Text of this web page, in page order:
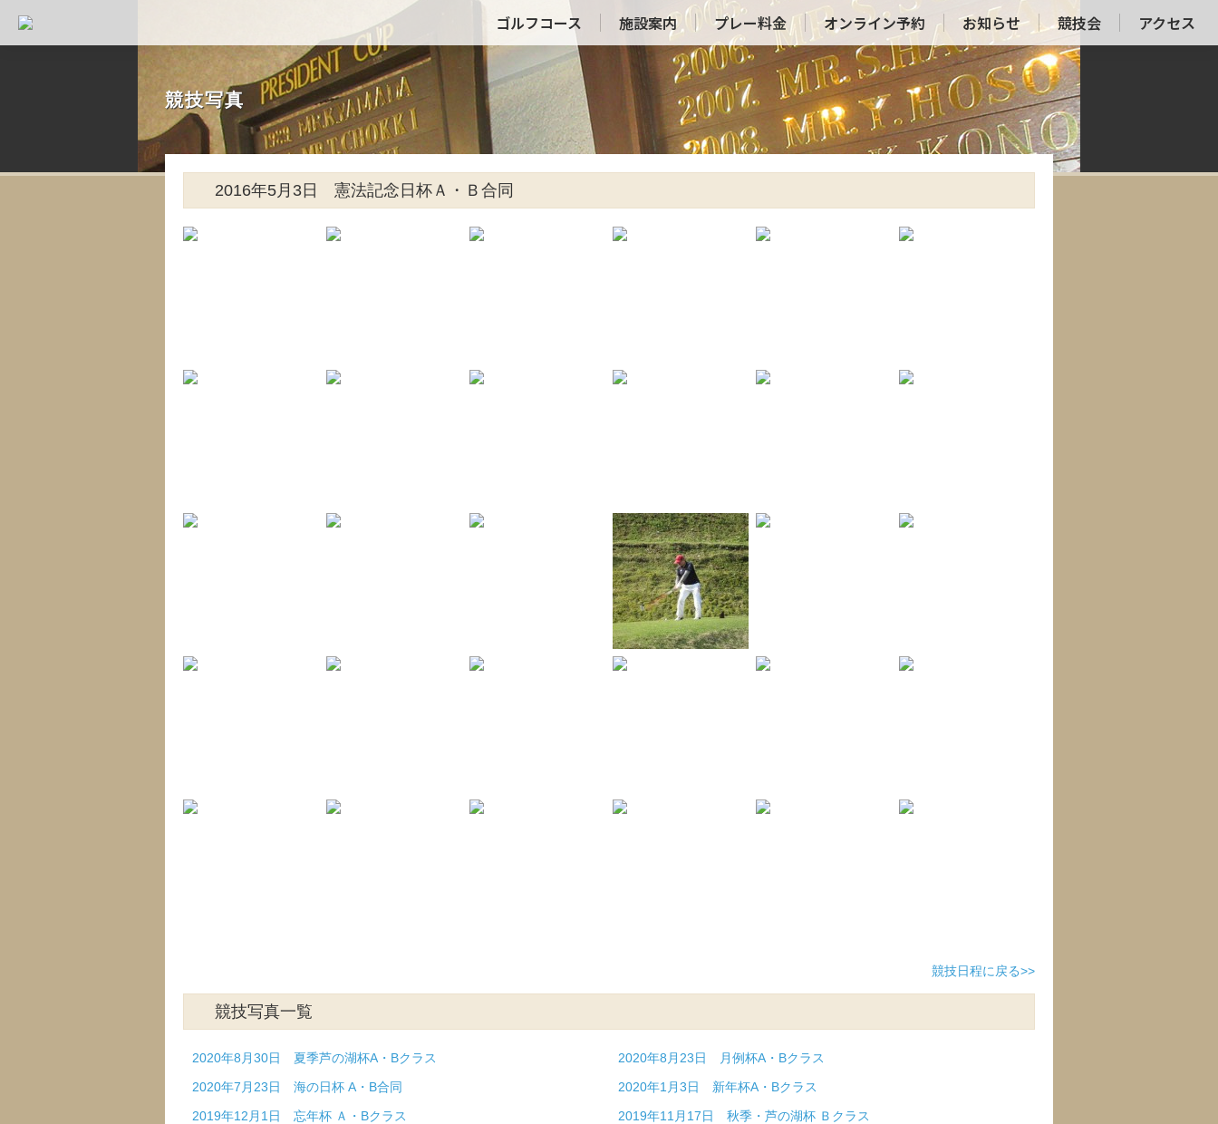
ゴルフコース 施設案内 プレー料金 オンライン予約 お知らせ 競技会 アクセス
競技写真
2016年5月3日 憲法記念日杯Ａ・Ｂ合同
競技日程に戻る>>
競技写真一覧
2020年8月30日 夏季芦の湖杯A・Bクラス
2020年8月23日 月例杯A・Bクラス
2020年7月23日 海の日杯 A・B合同
2020年1月3日 新年杯A・Bクラス
2019年12月1日 忘年杯 Ａ・Bクラス
2019年11月17日 秋季・芦の湖杯 Ｂクラス